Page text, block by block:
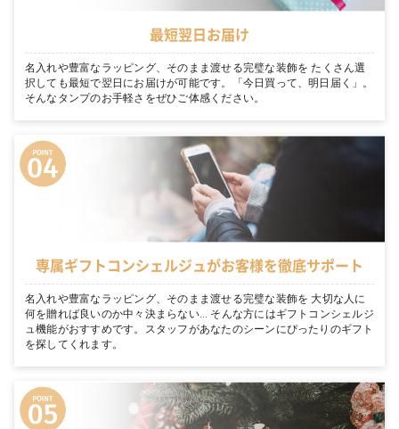
最短翌日お届け
名入れや豊富なラッピング、そのまま渡せる完璧な装飾を たくさん選
択しても最短で翌日にお届けが可能です。「今日買って、明日届く」。
そんなタンプのお手軽さをぜひご体感ください。
専属ギフトコンシェルジュがお客様を徹底サポート
名入れや豊富なラッピング、そのまま渡せる完璧な装飾を 大切な人に
何を贈れば良いのか中々決まらない… そんな方にはギフトコンシェルジ
ュ機能がおすすめです。スタッフがあなたのシーンにぴったりのギフト
を探してくれます。